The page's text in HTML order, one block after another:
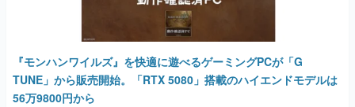
『モンハンワイルズ』を快適に遊べるゲーミングPCが「G
TUNE」から販売開始。「RTX 5080」搭載のハイエンドモデルは
56万9800円から